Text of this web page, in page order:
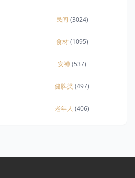
民间 (3024)
食材(1095)
安神(537)
健脾类(497)
老年人 (406)